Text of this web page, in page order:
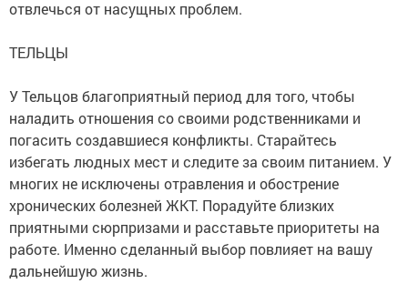
отвлечься от насущных проблем.
ТЕЛЬЦЫ
У Тельцов благоприятный период для того, чтобы
наладить отношения со своими родственниками и
погасить создавшиеся конфликты. Старайтесь
избегать людных мест и следите за своим питанием. У
многих не исключены отравления и обострение
хронических болезней ЖКТ. Порадуйте близких
приятными сюрпризами и расставьте приоритеты на
работе. Именно сделанный выбор повлияет на вашу
дальнейшую жизнь.